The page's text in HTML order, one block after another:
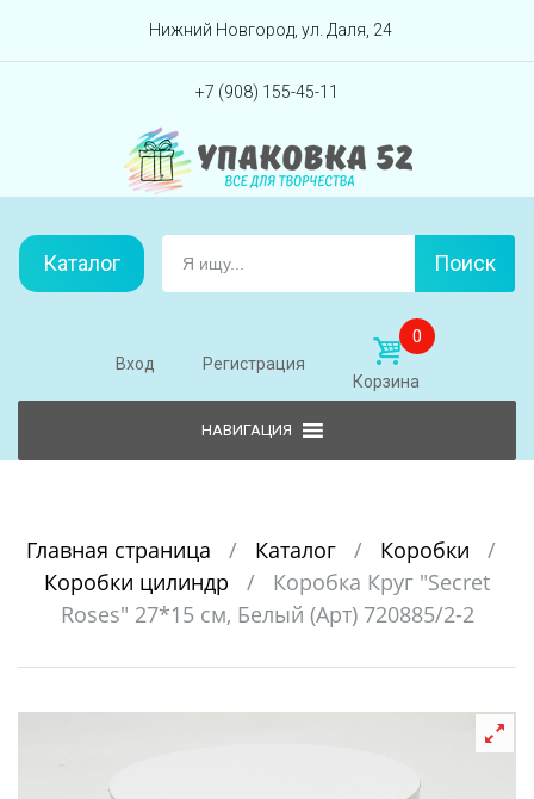
Перейти вниз
Нижний Новгород, ул. Даля, 24
+7 (908) 155-45-11
Каталог Поиск
Вход Регистрация
0
Корзина
Главная страница / Каталог / Коробки
/
Коробки цилиндр
/
Коробка Круг "Secret
Roses" 27*15 см, Белый (Арт) 720885/2-2